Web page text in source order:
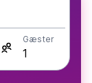
Gæster